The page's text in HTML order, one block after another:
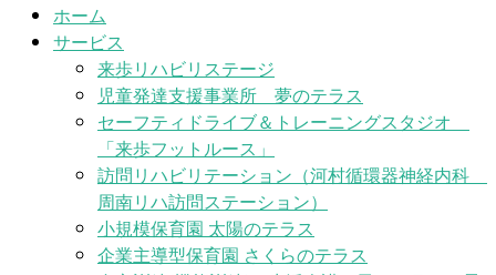
ホーム
サービス
来歩リハビリステージ
児童発達支援事業所 夢のテラス
セーフティドライブ＆トレーニングスタジオ
「来歩フットルース」
訪問リハビリテーション（河村循環器神経内科
周南リハ訪問ステーション）
小規模保育園 太陽のテラス
企業主導型保育園 さくらのテラス